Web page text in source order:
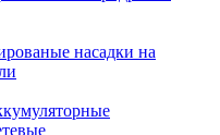
насадки на